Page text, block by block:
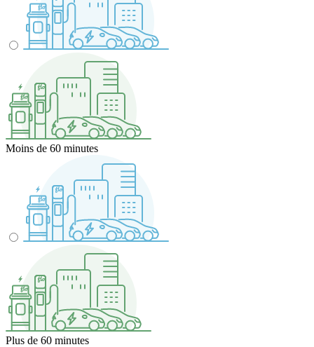
Moins de 60 minutes
Plus de 60 minutes